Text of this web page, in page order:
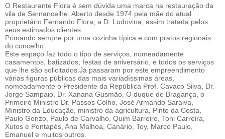
O Restaurante Flora é sem dúvida uma marca na restauração da
vila de Sernancelhe. Aberto desde 1974 pela mãe do atual
proprietário Fernando Flora, a D. Ludovina, assim tratada pelos
seus estimados clientes.
Primando sempre por uma cozinha típica e com pratos regionais
do concelho.
Este espaço faz todo o tipo de serviços, nomeadamente
casamentos, batizados, festas de aniversário, e todos os serviços
que lhe são solicitados.Já passaram por este empreendimento
várias figuras públicas das mais variadíssimas áreas,
nomeadamente o Presidente da República Prof. Cavaco Silva, Dr.
Jorge Sampaio, Dr. Xanana Gusmão, O duque de Bragança, o
Primeiro Ministro Dr. Passos Colho, José Armando Saraiva,
Ministro da Educação, ministro da agricultura, Pinto da Costa,
Paulo Gonzo, Paulo de Carvalho, Quim Barreiro, Toni Carreira,
Xutos e Pontapés, Ana Malhoa, Canário, Toy, Marco Paulo,
Emanuel e muitos outros.